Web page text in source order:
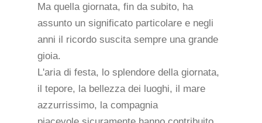
Ma quella giornata, fin da subito, ha
assunto un significato particolare e negli
anni il ricordo suscita sempre una grande
gioia.
L'aria di festa, lo splendore della giornata,
il tepore, la bellezza dei luoghi, il mare
azzurrissimo, la compagnia